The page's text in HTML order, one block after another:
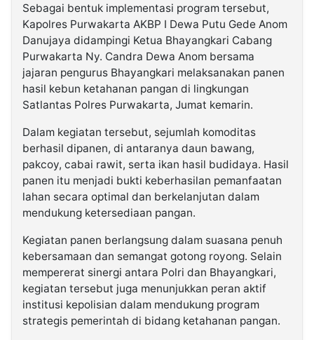
Sebagai bentuk implementasi program tersebut,
Kapolres Purwakarta AKBP I Dewa Putu Gede Anom
Danujaya didampingi Ketua Bhayangkari Cabang
Purwakarta Ny. Candra Dewa Anom bersama
jajaran pengurus Bhayangkari melaksanakan panen
hasil kebun ketahanan pangan di lingkungan
Satlantas Polres Purwakarta, Jumat kemarin.
Dalam kegiatan tersebut, sejumlah komoditas
berhasil dipanen, di antaranya daun bawang,
pakcoy, cabai rawit, serta ikan hasil budidaya. Hasil
panen itu menjadi bukti keberhasilan pemanfaatan
lahan secara optimal dan berkelanjutan dalam
mendukung ketersediaan pangan.
Kegiatan panen berlangsung dalam suasana penuh
kebersamaan dan semangat gotong royong. Selain
mempererat sinergi antara Polri dan Bhayangkari,
kegiatan tersebut juga menunjukkan peran aktif
institusi kepolisian dalam mendukung program
strategis pemerintah di bidang ketahanan pangan.